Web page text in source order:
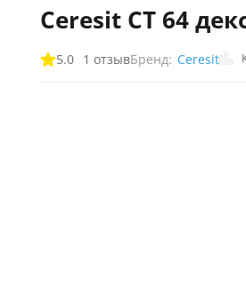
Ceresit CT 64
5.0 1 отзывБренд: Ceresit